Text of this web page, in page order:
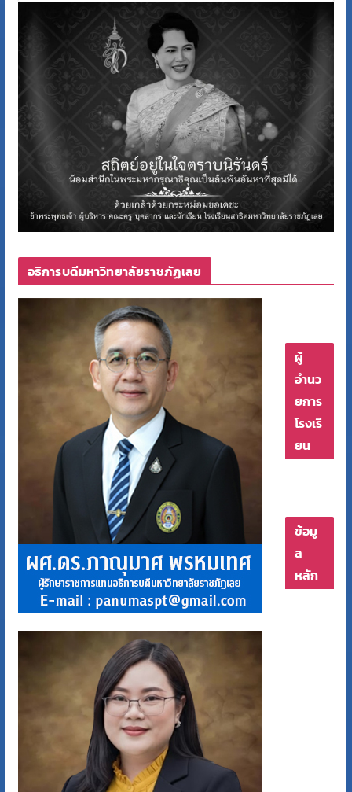
อธิการบดีมหาวิทยาลัยราชภัฏเลย
ผู้
อำนว
ยการ
โรงเรี
ยน
ข้อมู
ล
หลัก